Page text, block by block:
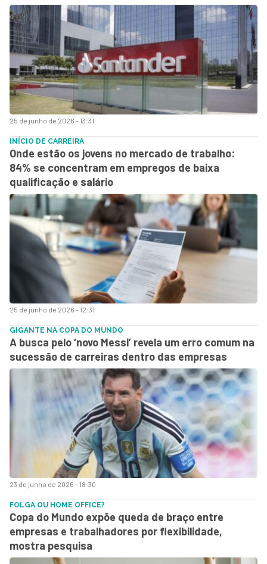
25 de junho de 2026 - 13:31
25 de junho de 2026 - 12:31
INÍCIO DE CARREIRA
Onde estão os jovens no mercado de trabalho:
84% se concentram em empregos de baixa
qualificação e salário
23 de junho de 2026 - 18:30
GIGANTE NA COPA DO MUNDO
A busca pelo ‘novo Messi’ revela um erro comum na
sucessão de carreiras dentro das empresas
FOLGA OU HOME OFFICE?
Copa do Mundo expõe queda de braço entre
empresas e trabalhadores por flexibilidade,
mostra pesquisa